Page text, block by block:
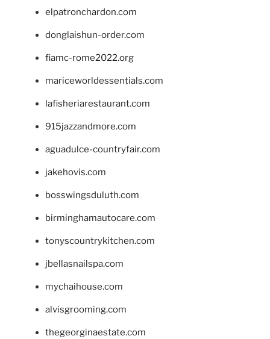
elpatronchardon.com
donglaishun-order.com
fiamc-rome2022.org
mariceworldessentials.com
lafisheriarestaurant.com
915jazzandmore.com
aguadulce-countryfair.com
jakehovis.com
bosswingsduluth.com
birminghamautocare.com
tonyscountrykitchen.com
jbellasnailspa.com
mychaihouse.com
alvisgrooming.com
thegeorginaestate.com